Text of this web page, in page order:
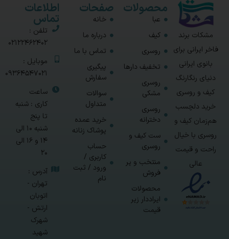
مشکات برند
فاخر ایرانی برای
بانوی ایرانی
دنیای رنگارنگ
کیف و روسری
خرید دلچسب
هم‌زمان کیف و
روسری با خیال
راحت و قیمت
عالی
محصولات
عبا
کیف
روسری
تخفیف دارها
روسری
مشکی
روسری
دخترانه
ست کیف و
روسری
منتخب و پر
فروش
محصولات
ایراددار زیر
قیمت
صفحات
خانه
درباره ما
تماس با ما
پیگیری
سفارش
سوالات
متداول
خرید عمده
پوشاک زنانه
حساب
کاربری /
ورود / ثبت
نام
اطلاعات
تماس
تلفن :
02122462402
موبایل :
09364547021
ساعت
کاری : شنبه
تا پنج
شنبه 10 الی
14 و 16 الی
20
آدرس :
تهران -
اتوبان
ارتش -
شهرک
شهید